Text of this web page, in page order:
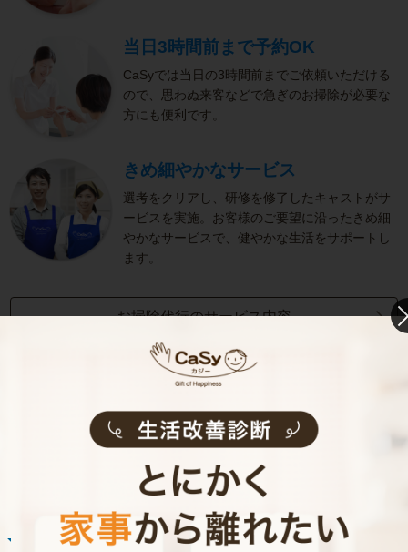
当日3時間前まで予約OK
CaSyでは当日の3時間前までご依頼いただける
ので、思わぬ来客などで急ぎのお掃除が必要な
方にも便利です。
きめ細やかなサービス
選考をクリアし、研修を修了したキャストがサ
ービスを実施。お客様のご要望に沿ったきめ細
やかなサービスで、健やかな生活をサポートし
ます。
お掃除代行のサービス内容
お掃除代行のサービス料金
ご利用者インタビュー
Customer Interview
お掃除